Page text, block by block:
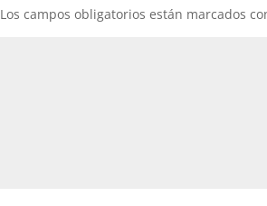
Los campos obligatorios están marcados